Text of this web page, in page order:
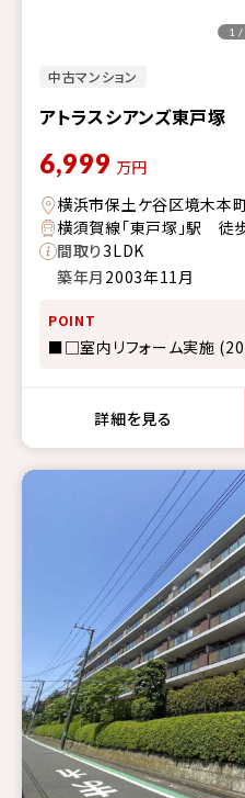
中古マンション
アトラスシアンズ東戸塚
1 /
6,999 万円
横浜市保土ケ谷区境木本
横須賀線「東戸塚」駅 徒
間取り3LDK
築年月 2003年11月
POINT
■□室内リフォーム実施
詳細を見る